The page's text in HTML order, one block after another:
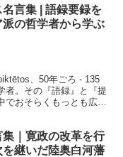
言集 | 語録要録を
の哲学者から学ぶ
、50年ごろ - 135
者。その『語録』と『提
でおそらくもっとも広く
｜寛政の改革を行
を継いだ陸奥白河藩